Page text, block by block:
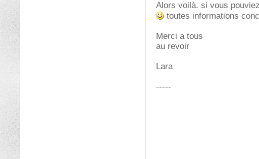
Alors voilà. si vous
toutes informations
Merci a tous
au revoir
Lara
-----